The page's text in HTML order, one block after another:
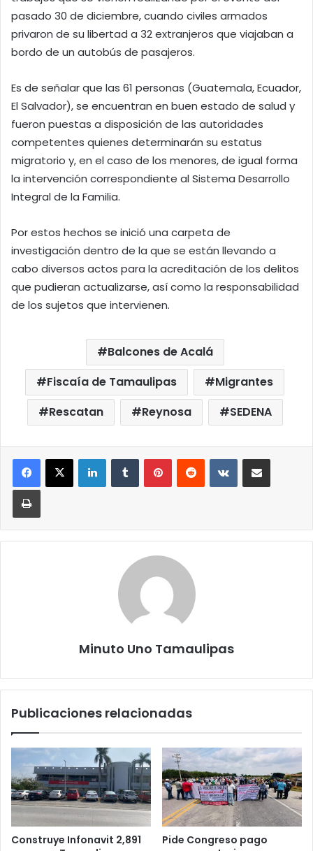
pasado 30 de diciembre, cuando civiles armados
privaron de su libertad a 32 extranjeros que viajaban a
bordo de un autobús de pasajeros.
Es de señalar que las 61 personas (Guatemala, Ecuador,
El Salvador), se encuentran en buen estado de salud y
fueron puestas a disposición de las autoridades
competentes quienes determinarán su estatus
migratorio y, en el caso de los menores, de igual forma
la intervención correspondiente al Sistema Desarrollo
Integral de la Familia.
Por estos hechos se inició una carpeta de
investigación dentro de la que se están llevando a
cabo diversos actos para la acreditación de los delitos
que pudieran actualizarse, así como la responsabilidad
de los sujetos que intervienen.
Balcones de Acalá
Fiscaía de Tamaulipas
Migrantes
Rescatan
Reynosa SEDENA
LinkedInTumblrPinterestReddit VKontakteCompartir por correo
Imprimir
Minuto Uno Tamaulipas
Publicaciones relacionadas
Construye Infonavit 2,891
Pide Congreso pago